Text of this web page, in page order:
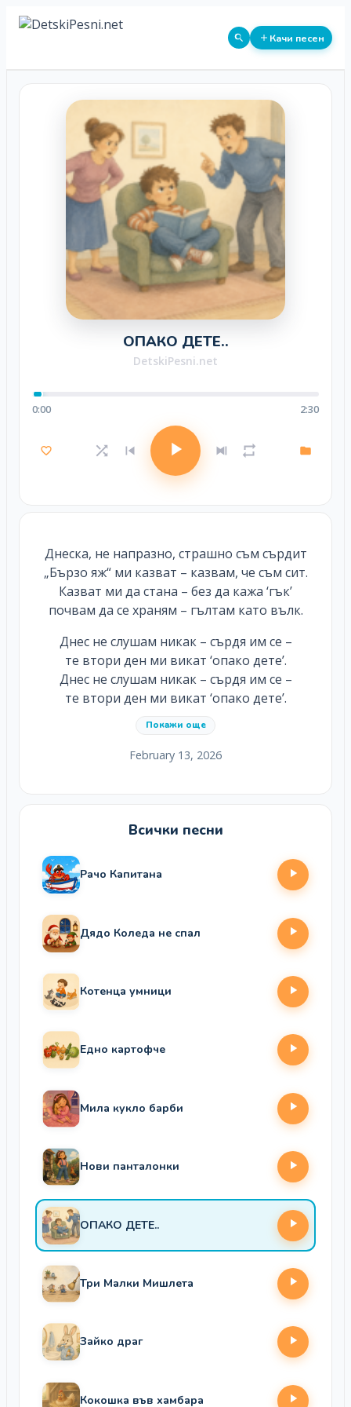
Качи песен
ОПАКО ДЕТЕ..
DetskiPesni.net
0:00 2:30
Днеска, не напразно, страшно съм сърдит
„Бързо яж“ ми казват – казвам, че съм сит.
Казват ми да стана – без да кажа ‘гък’
почвам да се храням – гълтам като вълк.
Днес не слушам никак – сърдя им се –
те втори ден ми викат ‘опако дете’.
Днес не слушам никак – сърдя им се –
те втори ден ми викат ‘опако дете’.
Покажи още
February 13, 2026
Всички песни
Рачо Капитана
Дядо Коледа не спал
Котенца умници
Едно картофче
Мила кукло барби
Нови панталонки
ОПАКО ДЕТЕ..
Три Малки Мишлета
Зайко драг
Кокошка във хамбара